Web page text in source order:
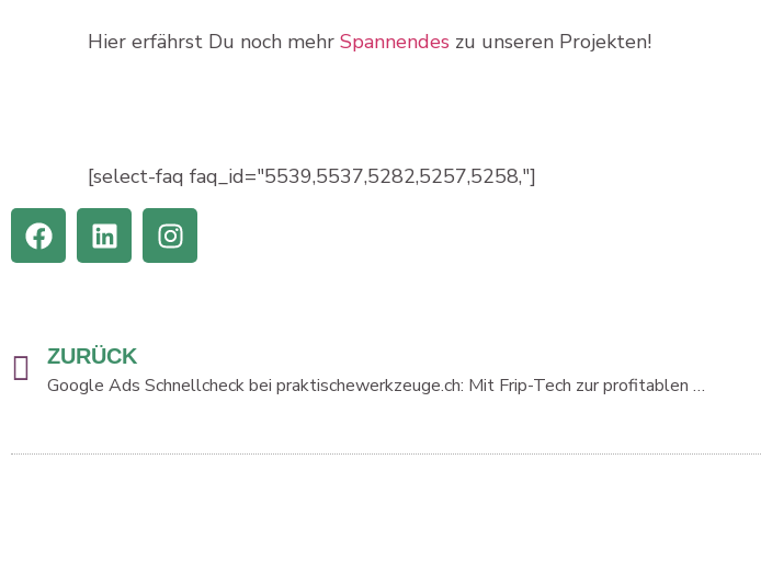
Hier erfährst Du noch mehr Spannendes zu unseren Projekten!
[select-faq faq_id="5539,5537,5282,5257,5258,"]
ZURÜCK
Google Ads Schnellcheck bei praktischewerkzeuge.ch: Mit Frip-Tech zur profitablen Kampagne